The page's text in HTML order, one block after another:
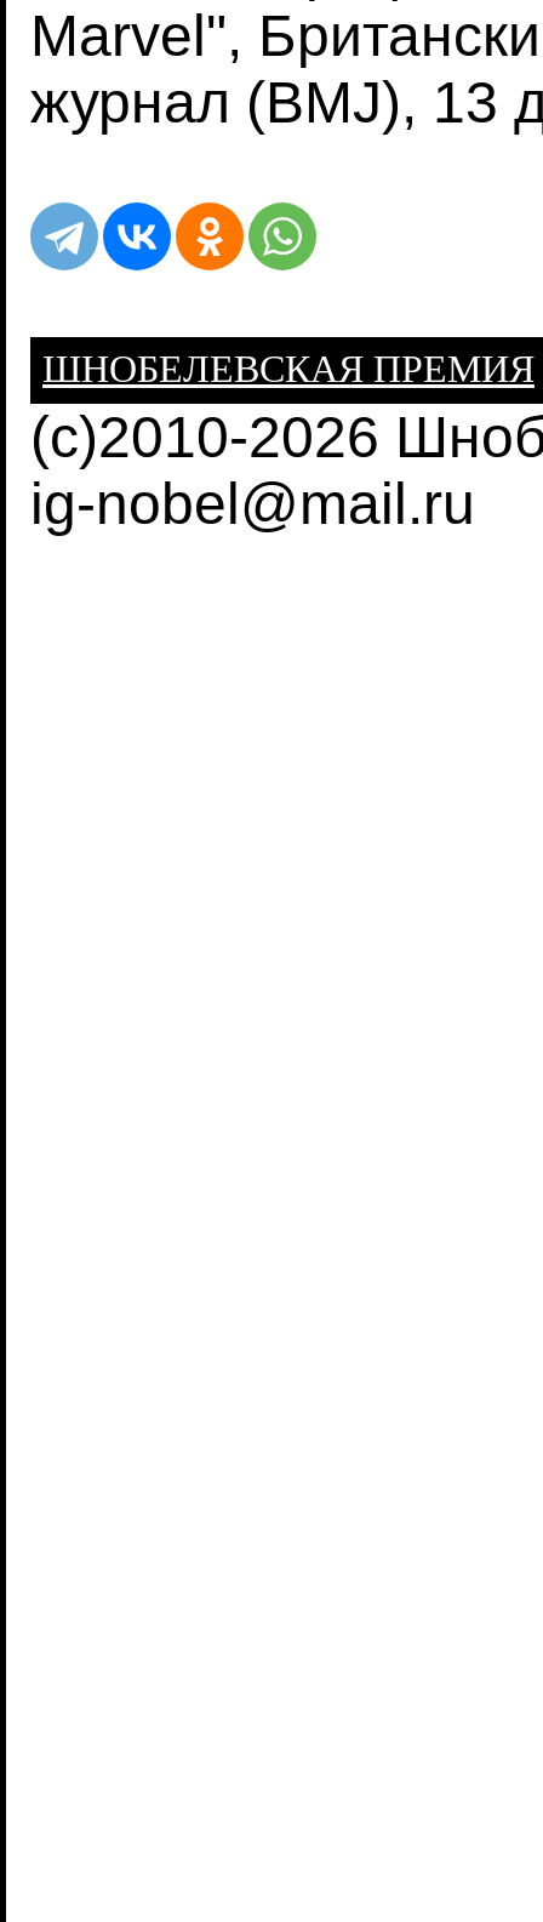
Marvel",
журнал (BMJ), 13
ШНОБЕЛЕВСКАЯ ПРЕМИЯ
(c)2010-2026
ig-nobel@mail.ru